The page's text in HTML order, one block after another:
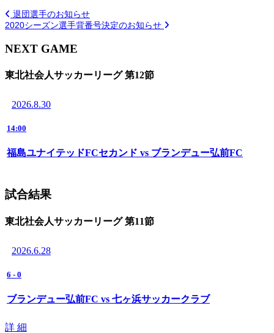
退団選手のお知らせ
2020シーズン選手背番号決定のお知らせ
NEXT GAME
東北社会人サッカーリーグ 第12節
2026.8.30
14:00
福島ユナイテッドFCセカンド vs ブランデュー弘前FC
試合結果
東北社会人サッカーリーグ 第11節
2026.6.28
6 - 0
ブランデュー弘前FC vs 七ヶ浜サッカークラブ
詳 細